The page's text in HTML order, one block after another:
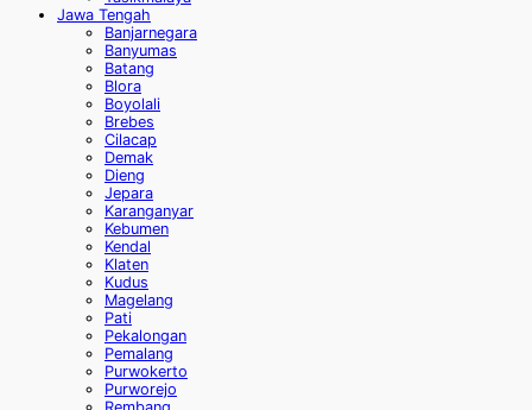
Jawa Tengah
Banjarnegara
Banyumas
Batang
Blora
Boyolali
Brebes
Cilacap
Demak
Dieng
Jepara
Karanganyar
Kebumen
Kendal
Klaten
Kudus
Magelang
Pati
Pekalongan
Pemalang
Purwokerto
Purworejo